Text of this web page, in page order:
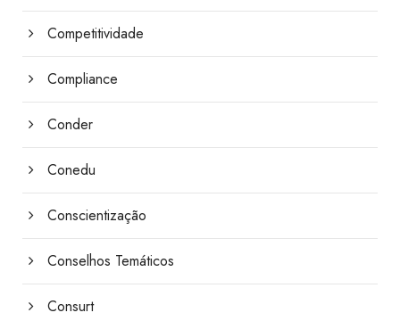
Competitividade
Compliance
Conder
Conedu
Conscientização
Conselhos Temáticos
Consurt